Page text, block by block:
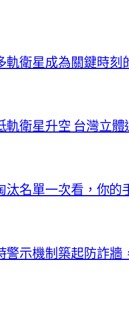
衛星成為關鍵時刻
衛星升空 台灣立
汰名單一次看，你的
示機制築起防詐牆